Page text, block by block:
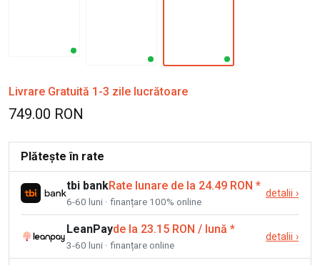
Livrare Gratuită 1-3 zile lucrătoare
749.00 RON
Plătește în rate
tbi bankRate lunare de la 24.49 RON *
6-60 luni · finanțare 100% online
detalii ›
LeanPayde la 23.15 RON / lună *
3-60 luni · finanțare online
detalii ›